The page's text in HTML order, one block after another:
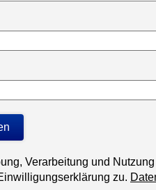
Verarbeitung und
zu.